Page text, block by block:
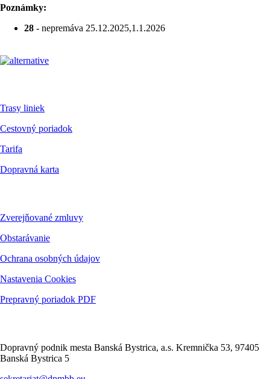
Poznámky:
28 - nepremáva 25.12.2025,1.1.2026
Trasy liniek
Cestovný poriadok
Tarifa
Dopravná karta
Zverejňované zmluvy
Obstarávanie
Ochrana osobných údajov
Nastavenia Cookies
Prepravný poriadok PDF
Dopravný podnik mesta Banská Bystrica, a.s. Kremnička 53, 97405
Banská Bystrica 5